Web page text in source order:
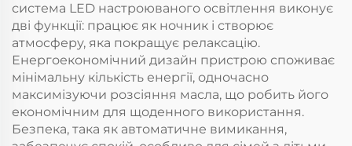
система LED настроюваного освітлення виконує
дві функції: працює як ночник і створює
атмосферу, яка покращує релаксацію.
Енергоекономічний дизайн пристрою споживає
мінімальну кількість енергії, одночасно
максимізуючи розсіяння масла, що робить його
економічним для щоденного використання.
Безпека, така як автоматичне вимикання,